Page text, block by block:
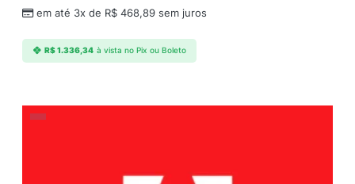
em até 3x de R$ 468,89 sem juros
R$1.336,34 à vista no Pix ou Boleto